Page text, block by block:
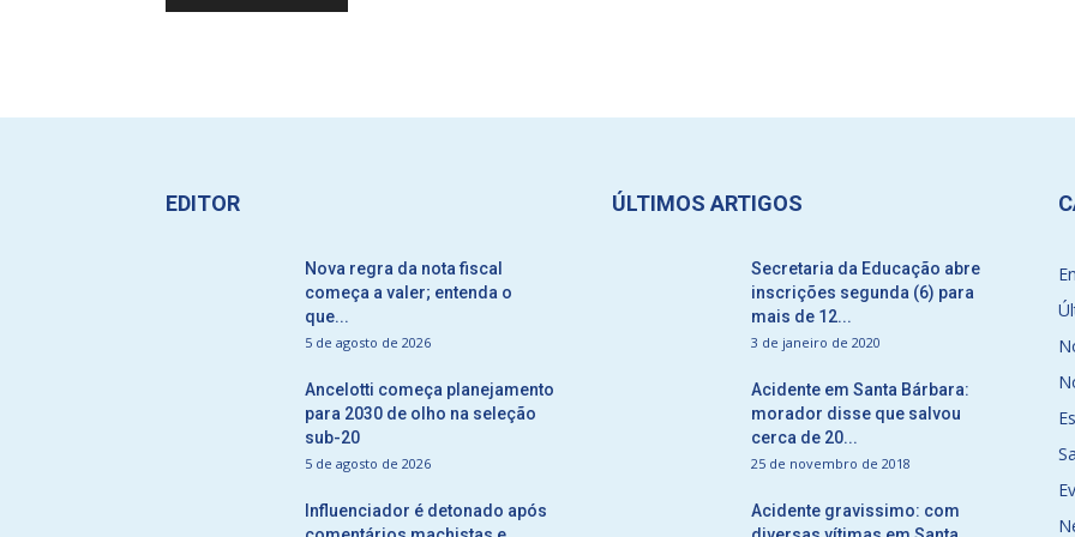
EDITOR
Nova regra da nota fiscal
começa a valer; entenda o
que...
5 de agosto de 2026
Ancelotti começa planejamento
para 2030 de olho na seleção
sub-20
5 de agosto de 2026
Influenciador é detonado após
ÚLTIMOS ARTIGOS
Secretaria da Educação abre
inscrições segunda (6) para
mais de 12...
3 de janeiro de 2020
Acidente em Santa Bárbara:
morador disse que salvou
cerca de 20...
25 de novembro de 2018
Acidente gravissimo: com